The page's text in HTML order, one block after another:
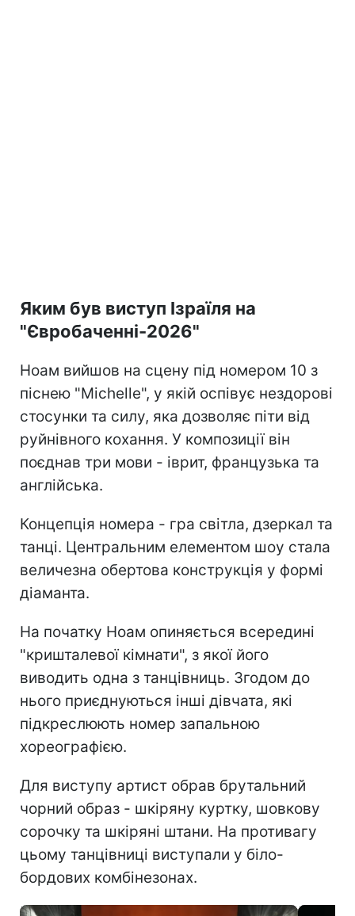
Яким був виступ Ізраїля на
"Євробаченні-2026"
Ноам вийшов на сцену під номером 10 з
піснею "Michelle", у якій оспівує нездорові
стосунки та силу, яка дозволяє піти від
руйнівного кохання. У композиції він
поєднав три мови - іврит, французька та
англійська.
Концепція номера - гра світла, дзеркал та
танці. Центральним елементом шоу стала
величезна обертова конструкція у формі
діаманта.
На початку Ноам опиняється всередині
"кришталевої кімнати", з якої його
виводить одна з танцівниць. Згодом до
нього приєднуються інші дівчата, які
підкреслюють номер запальною
хореографією.
Для виступу артист обрав брутальний
чорний образ - шкіряну куртку, шовкову
сорочку та шкіряні штани. На противагу
цьому танцівниці виступали у біло-
бордових комбінезонах.